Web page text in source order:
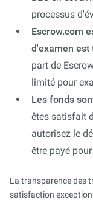
processus
Escrow.com
d'examen est
part de
limité pour
Les fonds
êtes satisfait
autorisez le
être payé
La transparence des
satisfaction